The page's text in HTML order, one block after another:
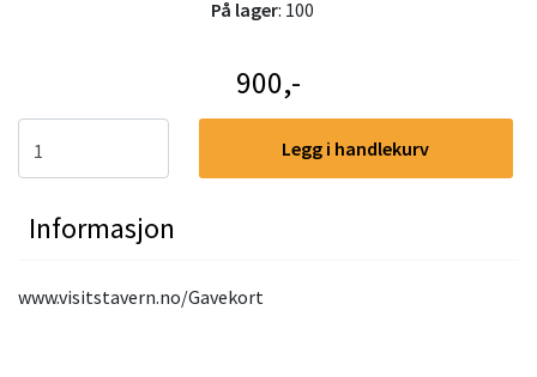
På lager: 100
900,-
Legg i handlekurv
Informasjon
www.visitstavern.no/Gavekort